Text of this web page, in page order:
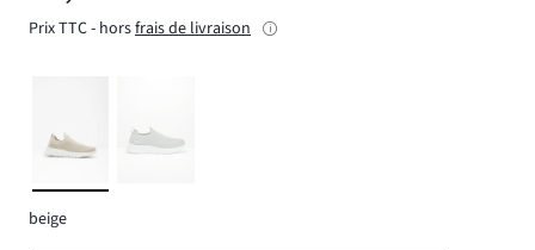
Prix TTC - horsfrais de livraison
beige